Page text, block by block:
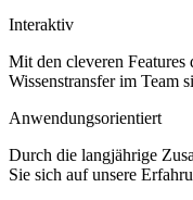
Interaktiv
Mit den cleveren Features
Wissenstransfer im Team
Anwendungsorientiert
Durch die langjährige
Sie sich auf unsere